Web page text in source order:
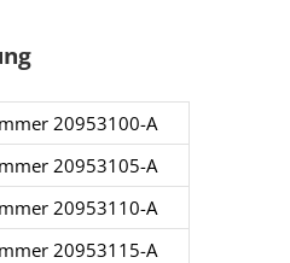
20953100-A
20953105-A
20953110-A
20953115-A